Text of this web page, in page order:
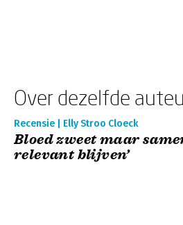
Over dezelfde
Recensie | Elly Stroo Cloeck
Bloed zweet maar
relevant blijven’